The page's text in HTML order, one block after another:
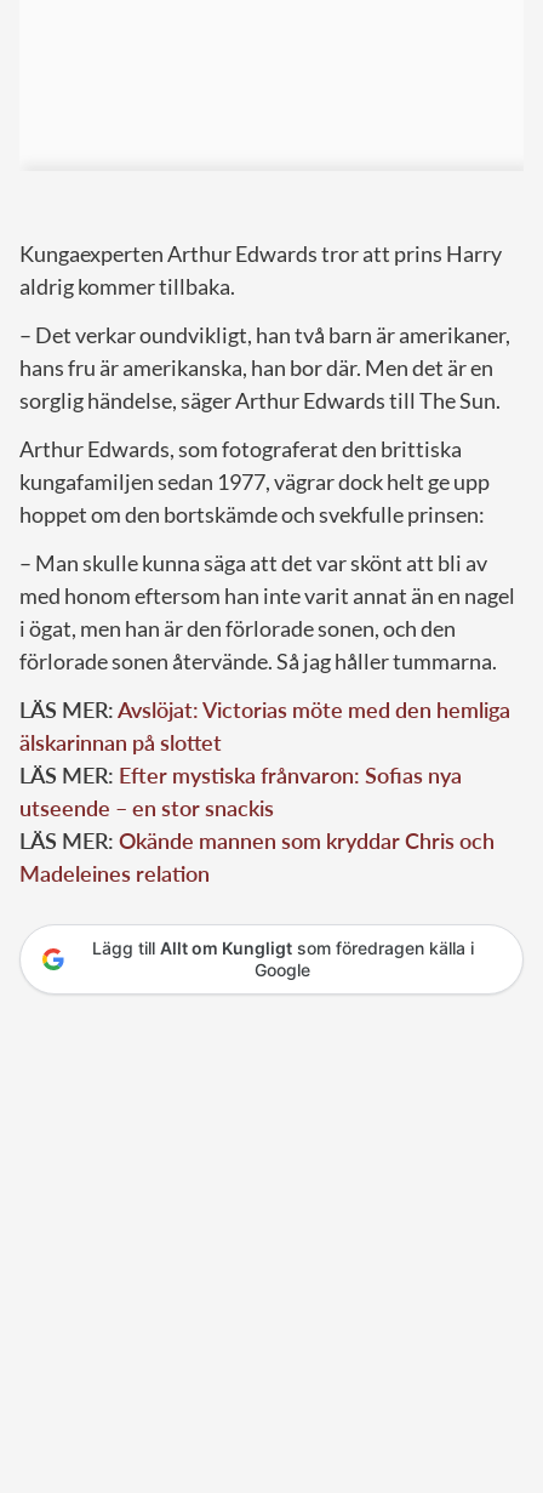
Kungaexperten Arthur Edwards tror att prins Harry
aldrig kommer tillbaka.
– Det verkar oundvikligt, han två barn är amerikaner,
hans fru är amerikanska, han bor där. Men det är en
sorglig händelse, säger Arthur Edwards till The Sun.
Arthur Edwards, som fotograferat den brittiska
kungafamiljen sedan 1977, vägrar dock helt ge upp
hoppet om den bortskämde och svekfulle prinsen:
– Man skulle kunna säga att det var skönt att bli av
med honom eftersom han inte varit annat än en nagel
i ögat, men han är den förlorade sonen, och den
förlorade sonen återvände. Så jag håller tummarna.
LÄS MER:Avslöjat: Victorias möte med den hemliga
älskarinnan på slottet
LÄS MER: Efter mystiska frånvaron: Sofias nya
utseende – en stor snackis
LÄS MER: Okände mannen som kryddar Chris och
Madeleines relation
Lägg till Allt om Kungligtsom föredragen källa i
Google